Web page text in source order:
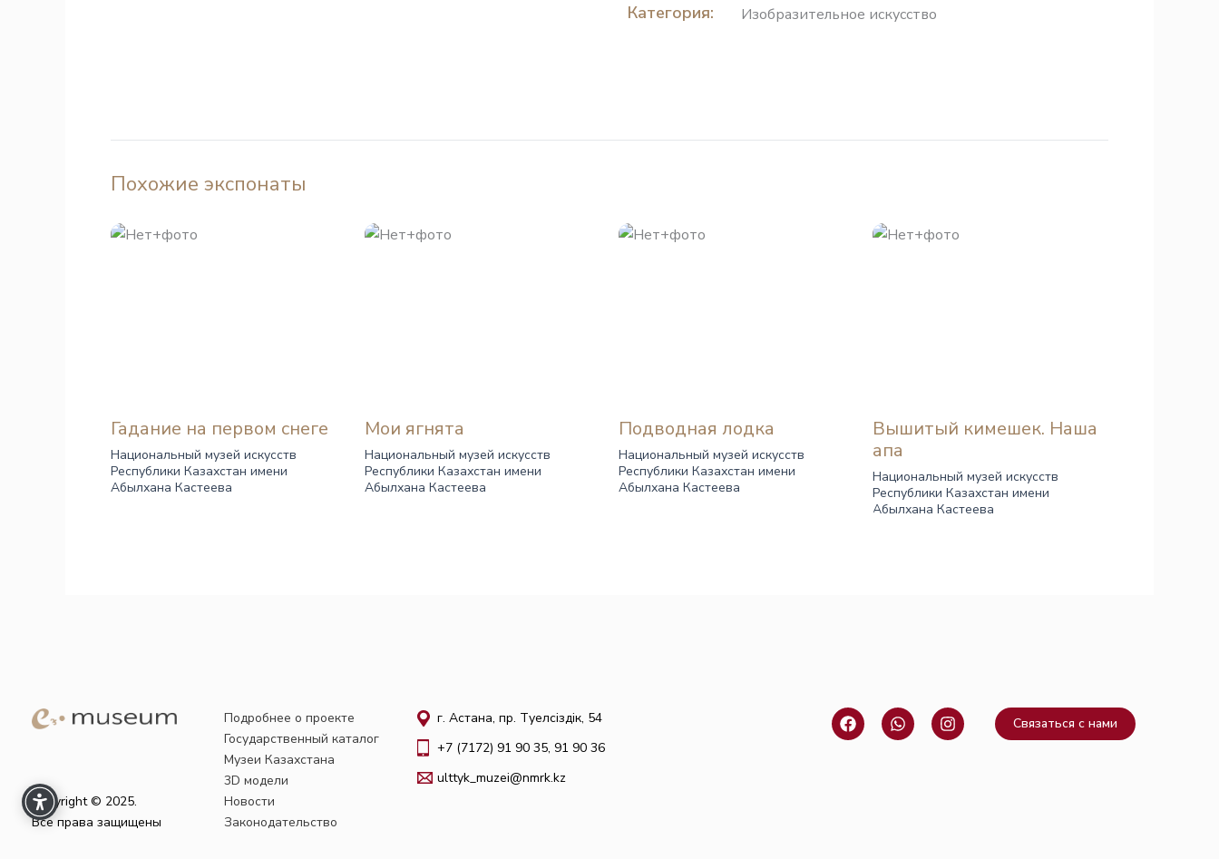
Категория: Изобразительное искусство
Похожие экспонаты
Гадание на первом снеге
Национальный музей искусств
Республики Казахстан имени
Абылхана Кастеева
Мои ягнята
Национальный музей искусств
Республики Казахстан имени
Абылхана Кастеева
Подводная лодка
Национальный музей искусств
Республики Казахстан имени
Абылхана Кастеева
Вышитый кимешек. Наша
апа
Национальный музей искусств
Республики Казахстан имени
Абылхана Кастеева
Copyright © 2025.
Все права защищены
Подробнее о проекте
Государственный каталог
Музеи Казахстана
3D модели
Новости
Законодательство
г. Астана, пр. Тәуелсіздік, 54
+7 (7172) 91 90 35, 91 90 36
ulttyk_muzei@nmrk.kz
F
a
c
W
h
a
I
n
s
Связаться с нами